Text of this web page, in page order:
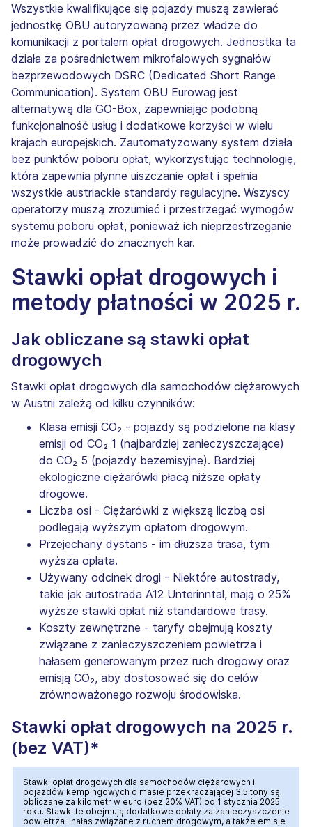
Wszystkie kwalifikujące się pojazdy muszą zawierać
jednostkę OBU autoryzowaną przez władze do
komunikacji z portalem opłat drogowych. Jednostka ta
działa za pośrednictwem mikrofalowych sygnałów
bezprzewodowych DSRC (Dedicated Short Range
Communication). System OBU Eurowag jest
alternatywą dla GO-Box, zapewniając podobną
funkcjonalność usług i dodatkowe korzyści w wielu
krajach europejskich. Zautomatyzowany system działa
bez punktów poboru opłat, wykorzystując technologię,
która zapewnia płynne uiszczanie opłat i spełnia
wszystkie austriackie standardy regulacyjne. Wszyscy
operatorzy muszą zrozumieć i przestrzegać wymogów
systemu poboru opłat, ponieważ ich nieprzestrzeganie
może prowadzić do znacznych kar.
Stawki opłat drogowych i
metody płatności w 2025 r.
Jak obliczane są stawki opłat
drogowych
Stawki opłat drogowych dla samochodów ciężarowych
w Austrii zależą od kilku czynników:
Klasa emisji CO₂ - pojazdy są podzielone na klasy
emisji od CO₂ 1 (najbardziej zanieczyszczające)
do CO₂ 5 (pojazdy bezemisyjne). Bardziej
ekologiczne ciężarówki płacą niższe opłaty
drogowe.
Liczba osi - Ciężarówki z większą liczbą osi
podlegają wyższym opłatom drogowym.
Przejechany dystans - im dłuższa trasa, tym
wyższa opłata.
Używany odcinek drogi - Niektóre autostrady,
takie jak autostrada A12 Unterinntal, mają o 25%
wyższe stawki opłat niż standardowe trasy.
Koszty zewnętrzne - taryfy obejmują koszty
związane z zanieczyszczeniem powietrza i
hałasem generowanym przez ruch drogowy oraz
emisją CO₂, aby dostosować się do celów
zrównoważonego rozwoju środowiska.
Stawki opłat drogowych na 2025 r.
(bez VAT)*
Stawki opłat drogowych dla samochodów ciężarowych i
pojazdów kempingowych o masie przekraczającej 3,5 tony są
obliczane za kilometr w euro (bez 20% VAT) od 1 stycznia 2025
roku. Stawki te obejmują dodatkowe opłaty za zanieczyszczenie
powietrza i hałas związane z ruchem drogowym, a także emisje